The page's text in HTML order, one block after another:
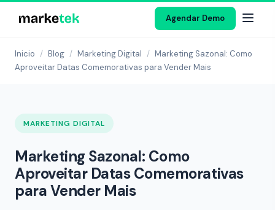
Agendar Demo
Inicio / Blog / Marketing Digital / Marketing Sazonal: Como
Aproveitar Datas Comemorativas para Vender Mais
MARKETING DIGITAL
Marketing Sazonal: Como
Aproveitar Datas Comemorativas
para Vender Mais